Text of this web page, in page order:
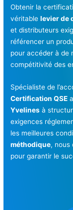
Obtenir la
véritablelevier de
et distributeurs
référencer un
pour accéder à de
compétitivité des
Spécialiste de
Certification QSE
Yvelines à
exigences
les meilleures
méthodique, nous
pour garantir le